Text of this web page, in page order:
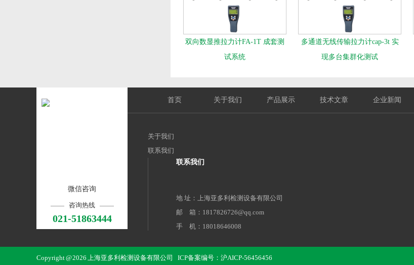
双向数显推拉力计FA-1T 成套测
试系统
多通道无线传输拉力计cap-3t 实
现多台集群化测试
微信咨询
咨询热线
021-51863444
首页 关于我们 产品展示 技术文章 企业新闻
关于我们
联系我们
联系我们
地 址：上海亚多利检测设备有限公司
邮 箱：1817826726@qq.com‬
手 机：18018646008
地 址：上海市奉贤区南桥镇八字桥路
Copyright @ 2026 上海亚多利检测设备有限公司 ICP备案编号：沪AICP-56456456